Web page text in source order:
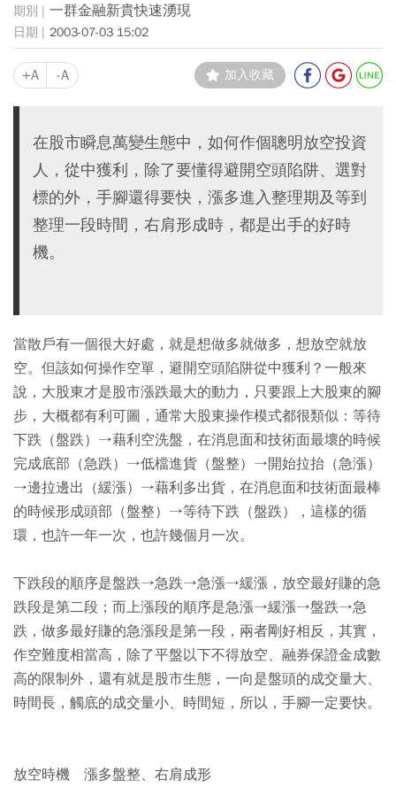
一群金融新貴快速湧現
2003-07-03 15:02
+A -A 加入收藏
在股市瞬息萬變生態中，如何作個聰明放空投資
人，從中獲利，除了要懂得避開空頭陷阱、選對
標的外，手腳還得要快，漲多進入整理期及等到
整理一段時間，右肩形成時，都是出手的好時
機。
當散戶有一個很大好處，就是想做多就做多，想放空就放
空。但該如何操作空單，避開空頭陷阱從中獲利？一般來
說，大股東才是股市漲跌最大的動力，只要跟上大股東的腳
步，大概都有利可圖，通常大股東操作模式都很類似：等待
下跌（盤跌）→藉利空洗盤，在消息面和技術面最壞的時候
完成底部（急跌）→低檔進貨（盤整）→開始拉抬（急漲）
→邊拉邊出（緩漲）→藉利多出貨，在消息面和技術面最棒
的時候形成頭部（盤整）→等待下跌（盤跌），這樣的循
環，也許一年一次，也許幾個月一次。
下跌段的順序是盤跌→急跌→急漲→緩漲，放空最好賺的急
跌段是第二段；而上漲段的順序是急漲→緩漲→盤跌→急
跌，做多最好賺的急漲段是第一段，兩者剛好相反，其實，
作空難度相當高，除了平盤以下不得放空、融券保證金成數
高的限制外，還有就是股市生態，一向是盤頭的成交量大、
時間長，觸底的成交量小、時間短，所以，手腳一定要快。
放空時機 漲多盤整、右肩成形